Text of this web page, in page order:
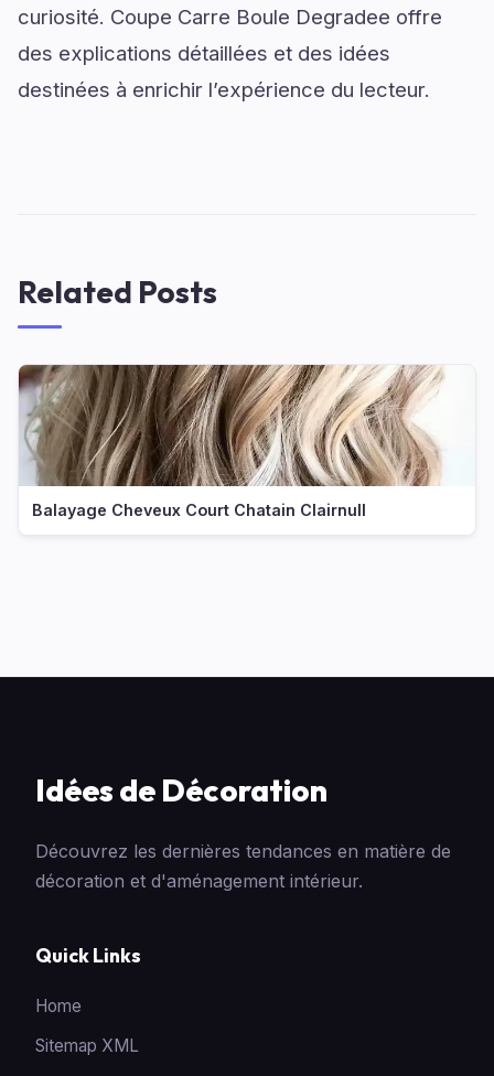
curiosité. Coupe Carre Boule Degradee offre
des explications détaillées et des idées
destinées à enrichir l’expérience du lecteur.
Related Posts
Balayage Cheveux Court Chatain Clairnull
Idées de Décoration
Découvrez les dernières tendances en matière de
décoration et d'aménagement intérieur.
Quick Links
Home
Sitemap XML